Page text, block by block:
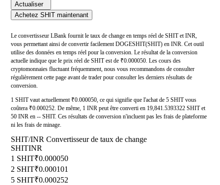
Actualiser
Achetez SHIT maintenant
Le convertisseur LBank fournit le taux de change en temps réel de SHIT et INR,
vous permettant ainsi de convertir facilement DOGESHIT(SHIT) en INR. Cet outil
utilise des données en temps réel pour la conversion. Le résultat de la conversion
actuelle indique que le prix réel de SHIT est de ₹0.000050. Les cours des
cryptomonnaies fluctuant fréquemment, nous vous recommandons de consulter
régulièrement cette page avant de trader pour consulter les derniers résultats de
conversion.
1 SHIT vaut actuellement ₹0.000050, ce qui signifie que l'achat de 5 SHIT vous
coûtera ₹0.000252. De même, 1 INR peut être converti en 19,841.5393322 SHIT et
50 INR en -- SHIT. Ces résultats de conversion n'incluent pas les frais de plateforme
ni les frais de minage.
SHIT/INR Convertisseur de taux de change
SHITINR
1 SHIT₹0.000050
2 SHIT₹0.000101
5 SHIT₹0.000252